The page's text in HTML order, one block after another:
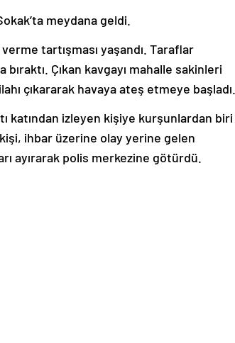
meydana geldi.
tartışması yaşandı. Taraflar
Çıkan kavgayı mahalle sakinleri
çıkararak havaya ateş etmeye başladı.
katından izleyen kişiye kurşunlardan biri
ihbar üzerine olay yerine gelen
ayırarak polis merkezine götürdü.